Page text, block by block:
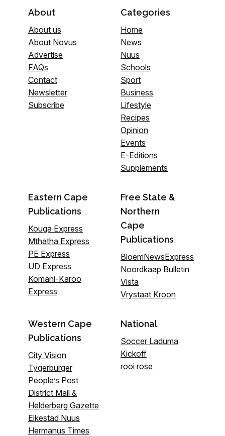
About
About us
About Novus
Advertise
FAQs
Contact
Newsletter
Subscribe
Categories
Home
News
Nuus
Schools
Sport
Business
Lifestyle
Recipes
Opinion
Events
E-Editions
Supplements
Eastern Cape
Publications
Kouga Express
Mthatha Express
PE Express
UD Express
Komani-Karoo
Express
Free State &
Northern
Cape
Publications
BloemNewsExpress
Noordkaap Bulletin
Vista
Vrystaat Kroon
Western Cape
Publications
City Vision
Tygerburger
People’s Post
District Mail &
Helderberg Gazette
Eikestad Nuus
Hermanus Times
National
Soccer Laduma
Kickoff
rooi rose